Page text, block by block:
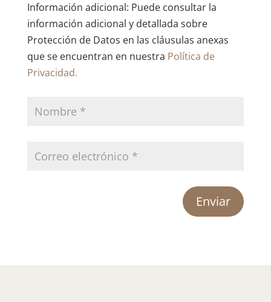
Información adicional: Puede consultar la
información adicional y detallada sobre
Protección de Datos en las cláusulas anexas
que se encuentran en nuestra Política de
Privacidad.
Enviar